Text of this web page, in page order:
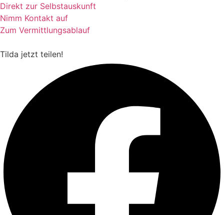
Direkt zur Selbstauskunft
Nimm Kontakt auf
Zum Vermittlungsablauf
Tilda jetzt teilen!